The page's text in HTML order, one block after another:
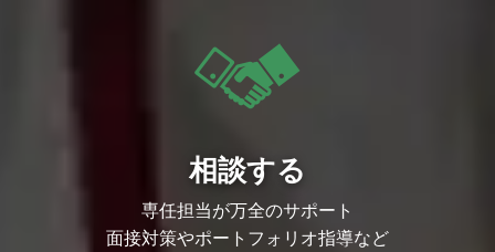
相談する
専任担当が万全のサポート
面接対策やポートフォリオ指導など